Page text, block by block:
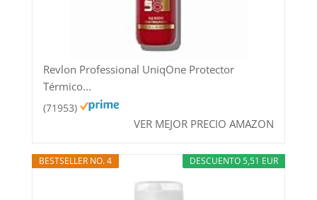
Revlon Professional UniqOne Protector
Térmico...
(71953)
VER MEJOR PRECIO AMAZON
DESCUENTO 5,51 EUR
BESTSELLER NO. 4